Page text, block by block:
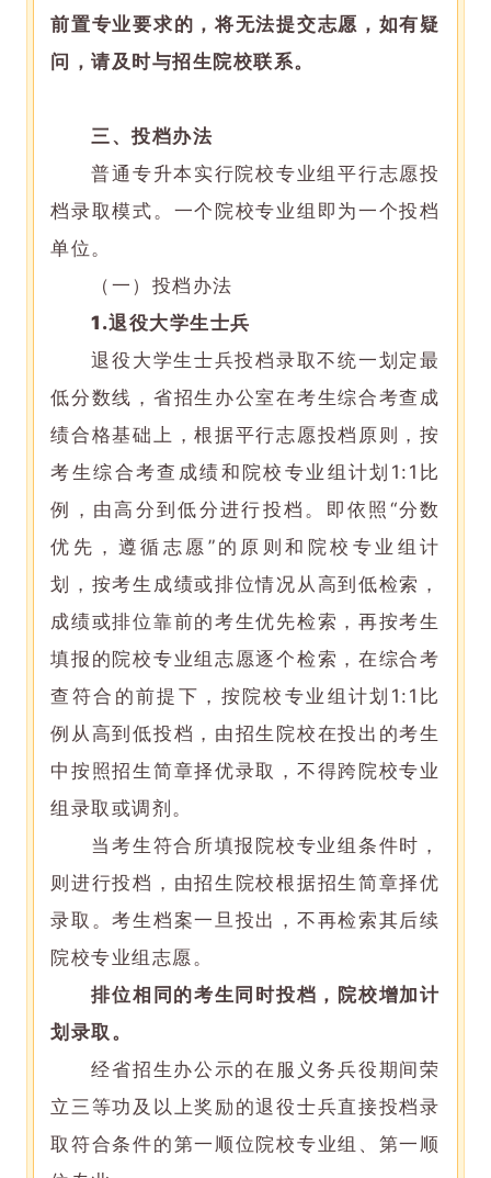
前置专业要求的，将无法提交志愿，如有疑
问，请及时与招生院校联系。
三、投档办法
普通专升本实行院校专业组平行志愿投
档录取模式。一个院校专业组即为一个投档
单位。
（一）投档办法
1.退役大学生士兵
退役大学生士兵投档录取不统一划定最
低分数线，省招生办公室在考生综合考查成
绩合格基础上，根据平行志愿投档原则，按
考生综合考查成绩和院校专业组计划1:1比
例，由高分到低分进行投档。即依照“分数
优先，遵循志愿”的原则和院校专业组计
划，按考生成绩或排位情况从高到低检索，
成绩或排位靠前的考生优先检索，再按考生
填报的院校专业组志愿逐个检索，在综合考
查符合的前提下，按院校专业组计划1:1比
例从高到低投档，由招生院校在投出的考生
中按照招生简章择优录取，不得跨院校专业
组录取或调剂。
当考生符合所填报院校专业组条件时，
则进行投档，由招生院校根据招生简章择优
录取。考生档案一旦投出，不再检索其后续
院校专业组志愿。
排位相同的考生同时投档，院校增加计
划录取。
经省招生办公示的在服义务兵役期间荣
立三等功及以上奖励的退役士兵直接投档录
取符合条件的第一顺位院校专业组、第一顺